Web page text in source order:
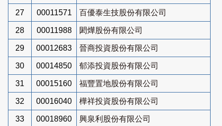
27 00011571 百優泰生技股份有限公司
28 00011988 閎燁股份有限公司
29 00012683 晉商投資股份有限公司
30 00014850 郁添投資股份有限公司
31 00015160 福豐置地股份有限公司
32 00016040 樺祥投資股份有限公司
33 00018960 興泉利股份有限公司